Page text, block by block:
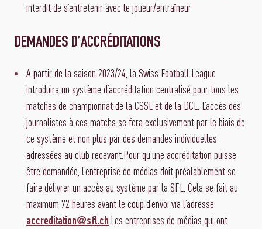
interdit de s’entretenir avec le joueur/entraîneur
DEMANDES D’ACCRÉDITATIONS
A partir de la saison 2023/24, la Swiss Football League
introduira un système d’accréditation centralisé pour tous les
matches de championnat de la CSSL et de la DCL. L’accès des
journalistes à ces matchs se fera exclusivement par le biais de
ce système et non plus par des demandes individuelles
adressées au club recevant.Pour qu’une accréditation puisse
être demandée, l’entreprise de médias doit préalablement se
faire délivrer un accès au système par la SFL. Cela se fait au
maximum 72 heures avant le coup d’envoi via l’adresse
accreditation@sfl.ch .Les entreprises de médias qui ont